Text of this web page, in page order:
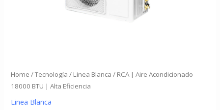
Home /Tecnología / Linea Blanca / RCA | Aire Acondicionado
18000 BTU | Alta Eficiencia
Linea Blanca